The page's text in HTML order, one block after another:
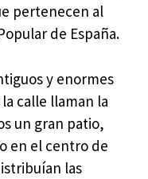
pertenecen al
de España.
y enormes
calle llaman la
un gran patio,
en el centro de
las